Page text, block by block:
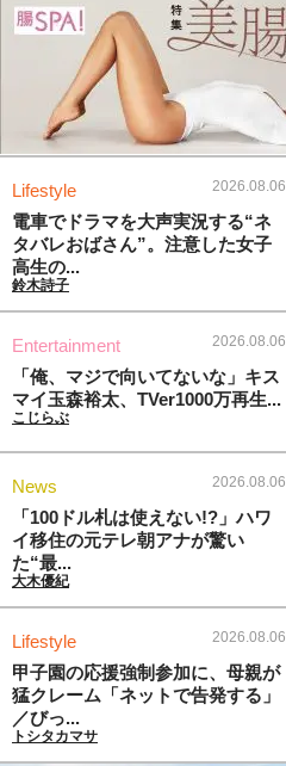
Lifestyle 2026.08.06
電車でドラマを大声実況する“ネ
タバレおばさん”。注意した女子
高生の...
鈴木詩子
Entertainment 2026.08.06
「俺、マジで向いてないな」キス
マイ玉森裕太、TVer1000万再生...
こじらぶ
News 2026.08.06
「100ドル札は使えない!?」ハワ
イ移住の元テレ朝アナが驚い
た“最...
大木優紀
Lifestyle 2026.08.06
甲子園の応援強制参加に、母親が
猛クレーム「ネットで告発する」
／びっ...
トシタカマサ